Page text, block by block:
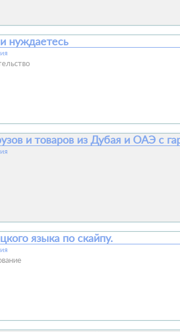
нуждаетесь
и товаров из Дубая и ОАЭ с
языка по скайпу.